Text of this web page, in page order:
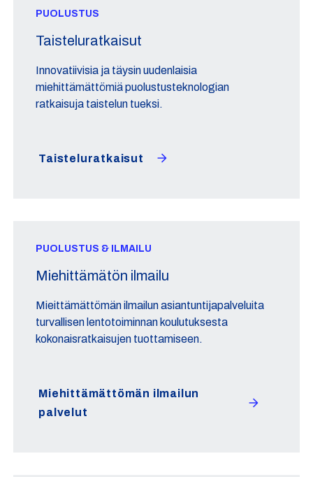
PUOLUSTUS
Taisteluratkaisut
Innovatiivisia ja täysin uudenlaisia
miehittämättömiä puolustusteknologian
ratkaisuja taistelun tueksi.
Taisteluratkaisut
PUOLUSTUS & ILMAILU
Miehittämätön ilmailu
Mieittämättömän ilmailun asiantuntijapalveluita
turvallisen lentotoiminnan koulutuksesta
kokonaisratkaisujen tuottamiseen.
Miehittämättömän ilmailun
palvelut